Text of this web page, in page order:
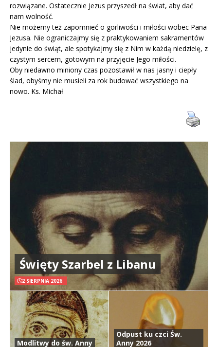
rozwiązane. Ostatecznie Jezus przyszedł na świat, aby dać
nam wolność.
Nie możemy też zapomnieć o gorliwości i miłości wobec Pana
Jezusa. Nie ograniczajmy się z praktykowaniem sakramentów
jedynie do świąt, ale spotykajmy się z Nim w każdą niedzielę, z
czystym sercem, gotowym na przyjęcie Jego miłości.
Oby niedawno miniony czas pozostawił w nas jasny i ciepły
ślad, obyśmy nie musieli za rok budować wszystkiego na
nowo. Ks. Michał
Święty Szarbel z Libanu
2 SIERPNIA 2026
Modlitwy do św. Anny
Odpust ku czci Św.
Anny 2026